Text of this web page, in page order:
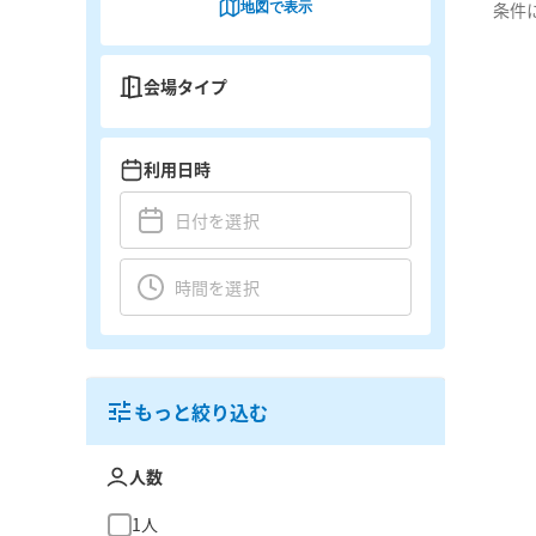
条件
地図で表示
会場タイプ
利用日時
もっと絞り込む
人数
1人